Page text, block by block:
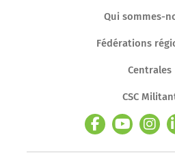
Qui sommes-
Fédérations
Centrales
CSC